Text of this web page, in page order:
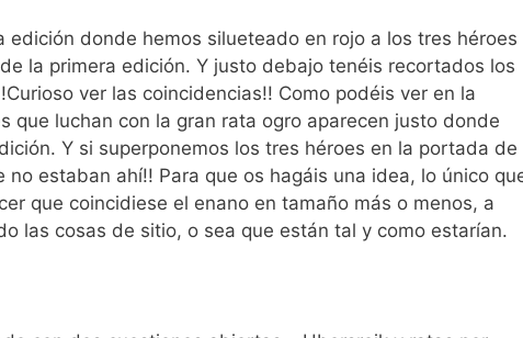
donde hemos silueteado en rojo a los tres héroes
la primera edición. Y justo debajo tenéis recortados los
ver las coincidencias!! Como podéis ver en la
que luchan con la gran rata ogro aparecen justo donde
Y si superponemos los tres héroes en la portada de
estaban ahí!! Para que os hagáis una idea, lo único
que coincidiese el enano en tamaño más o menos, a
las cosas de sitio, o sea que están tal y como estarían.